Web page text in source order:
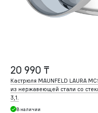
20 990 ₸
Кастрюля MAUNFELD LAURA
из нержавеющей стали со
3,1.
В наличии